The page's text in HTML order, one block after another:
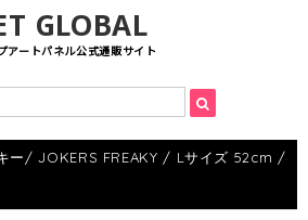
GLOBAL
アートパネル公式通販サイト
ー/ JOKERS FREAKY / Lサイズ 52cm /